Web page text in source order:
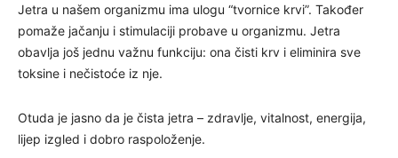
Jetra u našem organizmu ima ulogu “tvornice krvi”. Također
pomaže jačanju i stimulaciji probave u organizmu. Jetra
obavlja još jednu važnu funkciju: ona čisti krv i eliminira sve
toksine i nečistoće iz nje.
Otuda je jasno da je čista jetra – zdravlje, vitalnost, energija,
lijep izgled i dobro raspoloženje.